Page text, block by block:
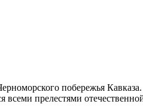
побережья
всеми прелестями